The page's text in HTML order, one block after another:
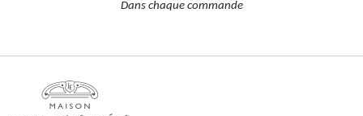
Dans chaque commande